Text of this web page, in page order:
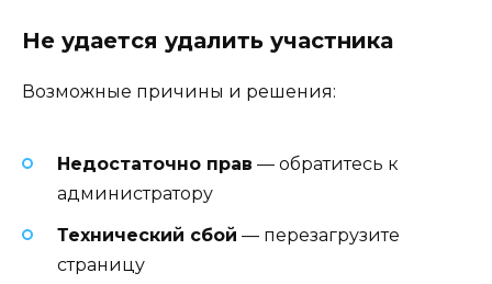
Не удается удалить участника
Возможные причины и решения:
Недостаточно прав — обратитесь к
администратору
Технический сбой — перезагрузите
страницу